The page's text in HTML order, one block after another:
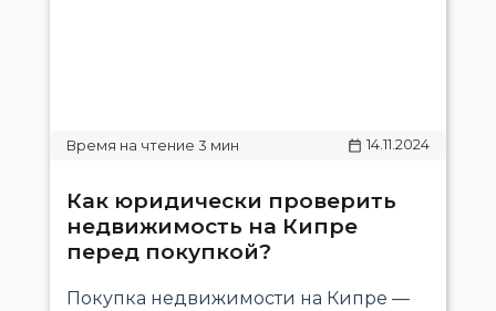
14.11.2024
Как юридически проверить
недвижимость на Кипре
перед покупкой?
Покупка недвижимости на Кипре —